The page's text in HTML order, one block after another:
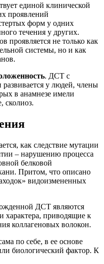
единой клинической
проявлений
форм у одних
течения у других.
проявляется не только как
системы, но и как
. ДСТ с
у людей, члены
в анамнезе имели
сколиоз.
как следствие мутации
– нарушению процесса
белковой
Притом, что описано
видоизмененных
ДСТ являются
характера, приводящие к
коллагеновых волокон.
по себе, в ее основе
биологический фактор. К